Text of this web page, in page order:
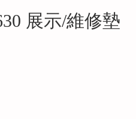
展示/維修墊